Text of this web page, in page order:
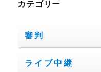
カテゴリー
審判
ライブ中継